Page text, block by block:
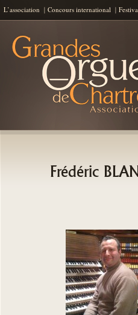
L’association Concours international
AGOC
Frédéric